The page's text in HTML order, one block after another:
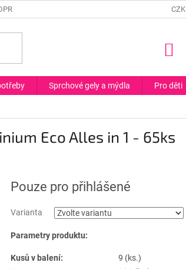
CZK
Sprchové gely a mýdla Pro děti
Eco Alles in 1 - 65ks
Pouze pro přihlášené
Varianta
Parametry produktu:
Kusů v balení:
9 (ks.)